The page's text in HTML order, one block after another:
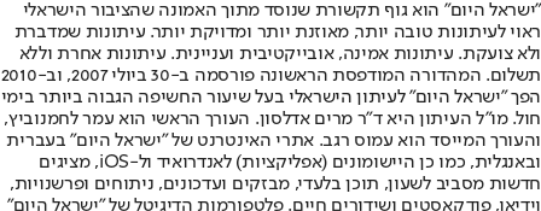
"ישראל היום" הוא גוף תקשורת שנוסד מתוך האמונה שהציבור הישראלי
ראוי לעיתונות טובה יותר, מאוזנת יותר ומדויקת יותר. עיתונות שמדברת
ולא צועקת. עיתונות אמינה, אובייקטיבית ועניינית. עיתונות אחרת וללא
תשלום. המהדורה המודפסת הראשונה פורסמה ב-30 ביולי 2007, וב-2010
הפך "ישראל היום" לעיתון הישראלי בעל שיעור החשיפה הגבוה ביותר בימי
חול. מו"ל העיתון היא ד"ר מרים אדלסון. העורך הראשי הוא עמר לחמנוביץ,
והעורך המייסד הוא עמוס רגב. אתרי האינטרנט של "ישראל היום" בעברית
ובאנגלית, כמו כן היישומונים (אפליקציות) לאנדרואיד ול-iOS, מציגים
חדשות מסביב לשעון, תוכן בלעדי, מבזקים ועדכונים, ניתוחים ופרשנויות,
וידיאו, פודקאסטים ושידורים חיים. פלטפורמות הדיגיטל של "ישראל היום"